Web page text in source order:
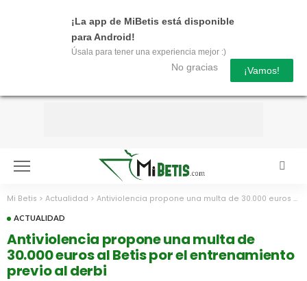
¡La app de MiBetis está disponible
para Android!
Úsala para tener una experiencia mejor :)
No gracias ¡Vamos!
Mi Betis > Actualidad > Antiviolencia propone una multa de 30.000 euros al Betis por el entrenamiento previo al derbi
ACTUALIDAD
Antiviolencia propone una multa de
30.000 euros al Betis por el entrenamiento
previo al derbi